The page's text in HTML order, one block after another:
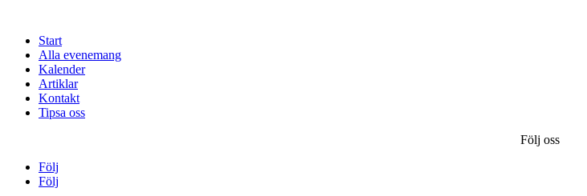
Start
Alla evenemang
Kalender
Artiklar
Kontakt
Tipsa oss
Följ oss
Följ
Följ